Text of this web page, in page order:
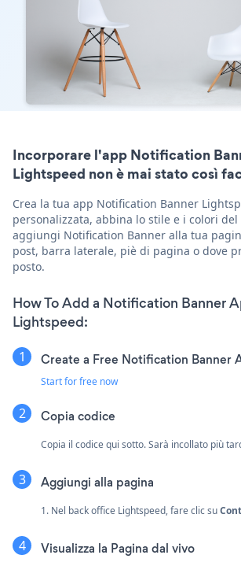
Incorporare l'app Notification
Lightspeed non è mai stato così
Crea la tua app Notification Banner
personalizzata, abbina lo stile e i colori
aggiungi Notification Banner alla tua
post, barra laterale, piè di pagina o dove
posto.
How To Add a Notification Banner
Lightspeed:
Create a Free Notification Banner
Start for free now
Copia codice
Copia il codice qui sotto. Sarà incollato più
Aggiungi alla pagina
1. Nel back office Lightspeed, fare clic su
Visualizza la Pagina dal vivo